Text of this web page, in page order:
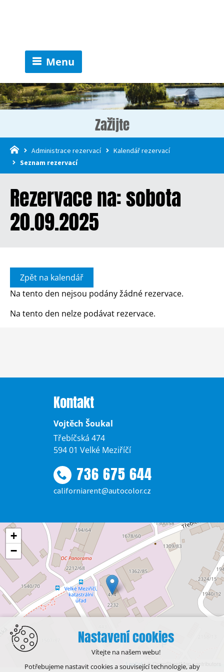
Menu
Zažijte
Administrace rezervací
Kalendář rezervací
Seznam rezervací
Rezervace na: sobota
20.09.2025
Zpět na kalendář
Na tento den nejsou podány žádné rezervace.
Na tento den nelze podávat rezervace.
Kontakt
Vojtěch Šoukal
Třebíčská 474
594 01 Velké Meziříčí
736 675 644
californiarent@autocolor.cz
+
−
Leaflet | © OpenStreetMap contributors
Nastavení cookies
Vítejte na našem webu!
Potřebujeme nastavit cookies a související technologie, aby